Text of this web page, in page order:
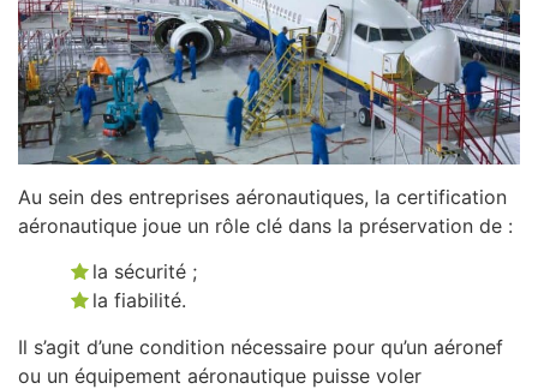
Au sein des entreprises aéronautiques, la certification
aéronautique joue un rôle clé dans la préservation de :
la sécurité ;
la fiabilité.
Il s’agit d’une condition nécessaire pour qu’un aéronef
ou un équipement aéronautique puisse voler